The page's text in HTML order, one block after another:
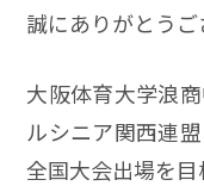
誠にありがとうご
大阪体育大学浪
ルシニア関西連
全国大会出場を目